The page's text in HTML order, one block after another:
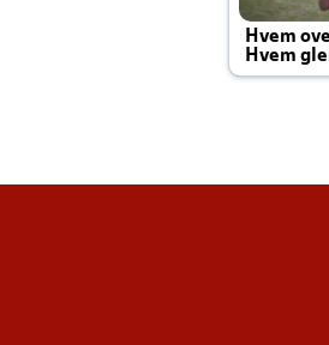
Hvem
Hvem
Joachim